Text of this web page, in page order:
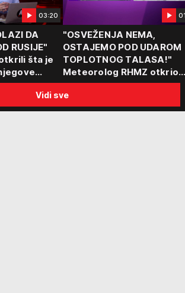
03:20
DA
RUSIJE"
šta je
"OSVEŽENJA NEMA,
OSTAJEMO POD UDAROM
TOPLOTNOG TALASA!"
Meteorolog RHMZ otkrio
kakvo vreme nas čeka do
kraja avgusta
Vidi sve